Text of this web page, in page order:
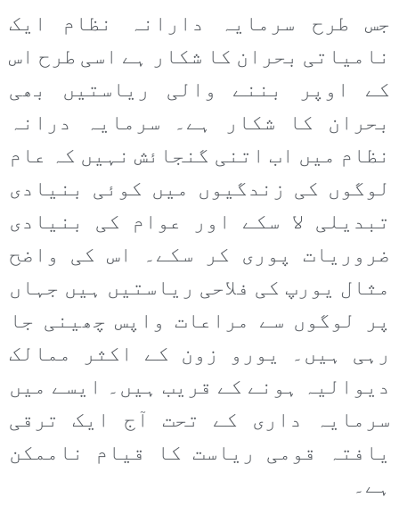
جس طرح سرمایہ دارانہ نظام ایک
نامیاتی بحران کا شکار ہے اسی طرح اس
کے اوپر بننے والی ریاستیں بھی
بحران کا شکار ہے۔ سرمایہ درانہ
نظام میں اب اتنی گنجائش نہیں کہ عام
لوگوں کی زندگیوں میں کوئی بنیادی
تبدیلی لا سکے اور عوام کی بنیادی
ضروریات پوری کر سکے۔ اس کی واضح
مثال یورپ کی فلاحی ریاستیں ہیں جہاں
پر لوگوں سے مراعات واپس چھینی جا
رہی ہیں۔ یورو زون کے اکثر ممالک
دیوالیہ ہونے کے قریب ہیں۔ ایسے میں
سرمایہ داری کے تحت آج ایک ترقی
یافتہ قومی ریاست کا قیام ناممکن
ہے۔